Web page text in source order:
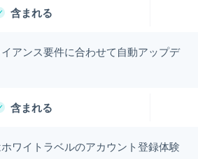
含まれる
アンス要件に合わせて自動アップデ
含まれる
ワイトラベルのアカウント登録体験